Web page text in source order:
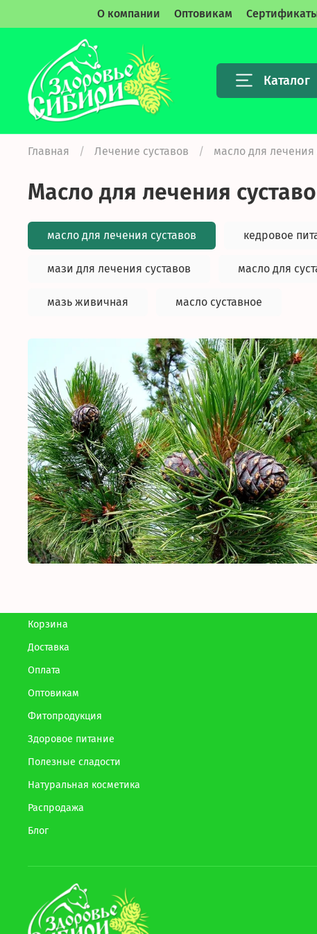
О компании Оптовикам
Каталог
Главная Лечение суставов масло для лечения
масло для лечения
масло для лечения суставов кедровое
мази для лечения суставов масло для
мазь живичная масло суставное
Корзина
Доставка
Оплата
Оптовикам
Фитопродукция
Здоровое питание
Полезные сладости
Натуральная косметика
Распродажа
Блог